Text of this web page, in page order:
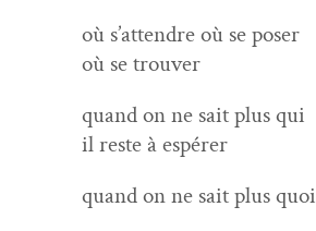
où s’attendre où se poser
où se trouver
quand on ne sait plus qui
il reste à espérer
quand on ne sait plus quoi